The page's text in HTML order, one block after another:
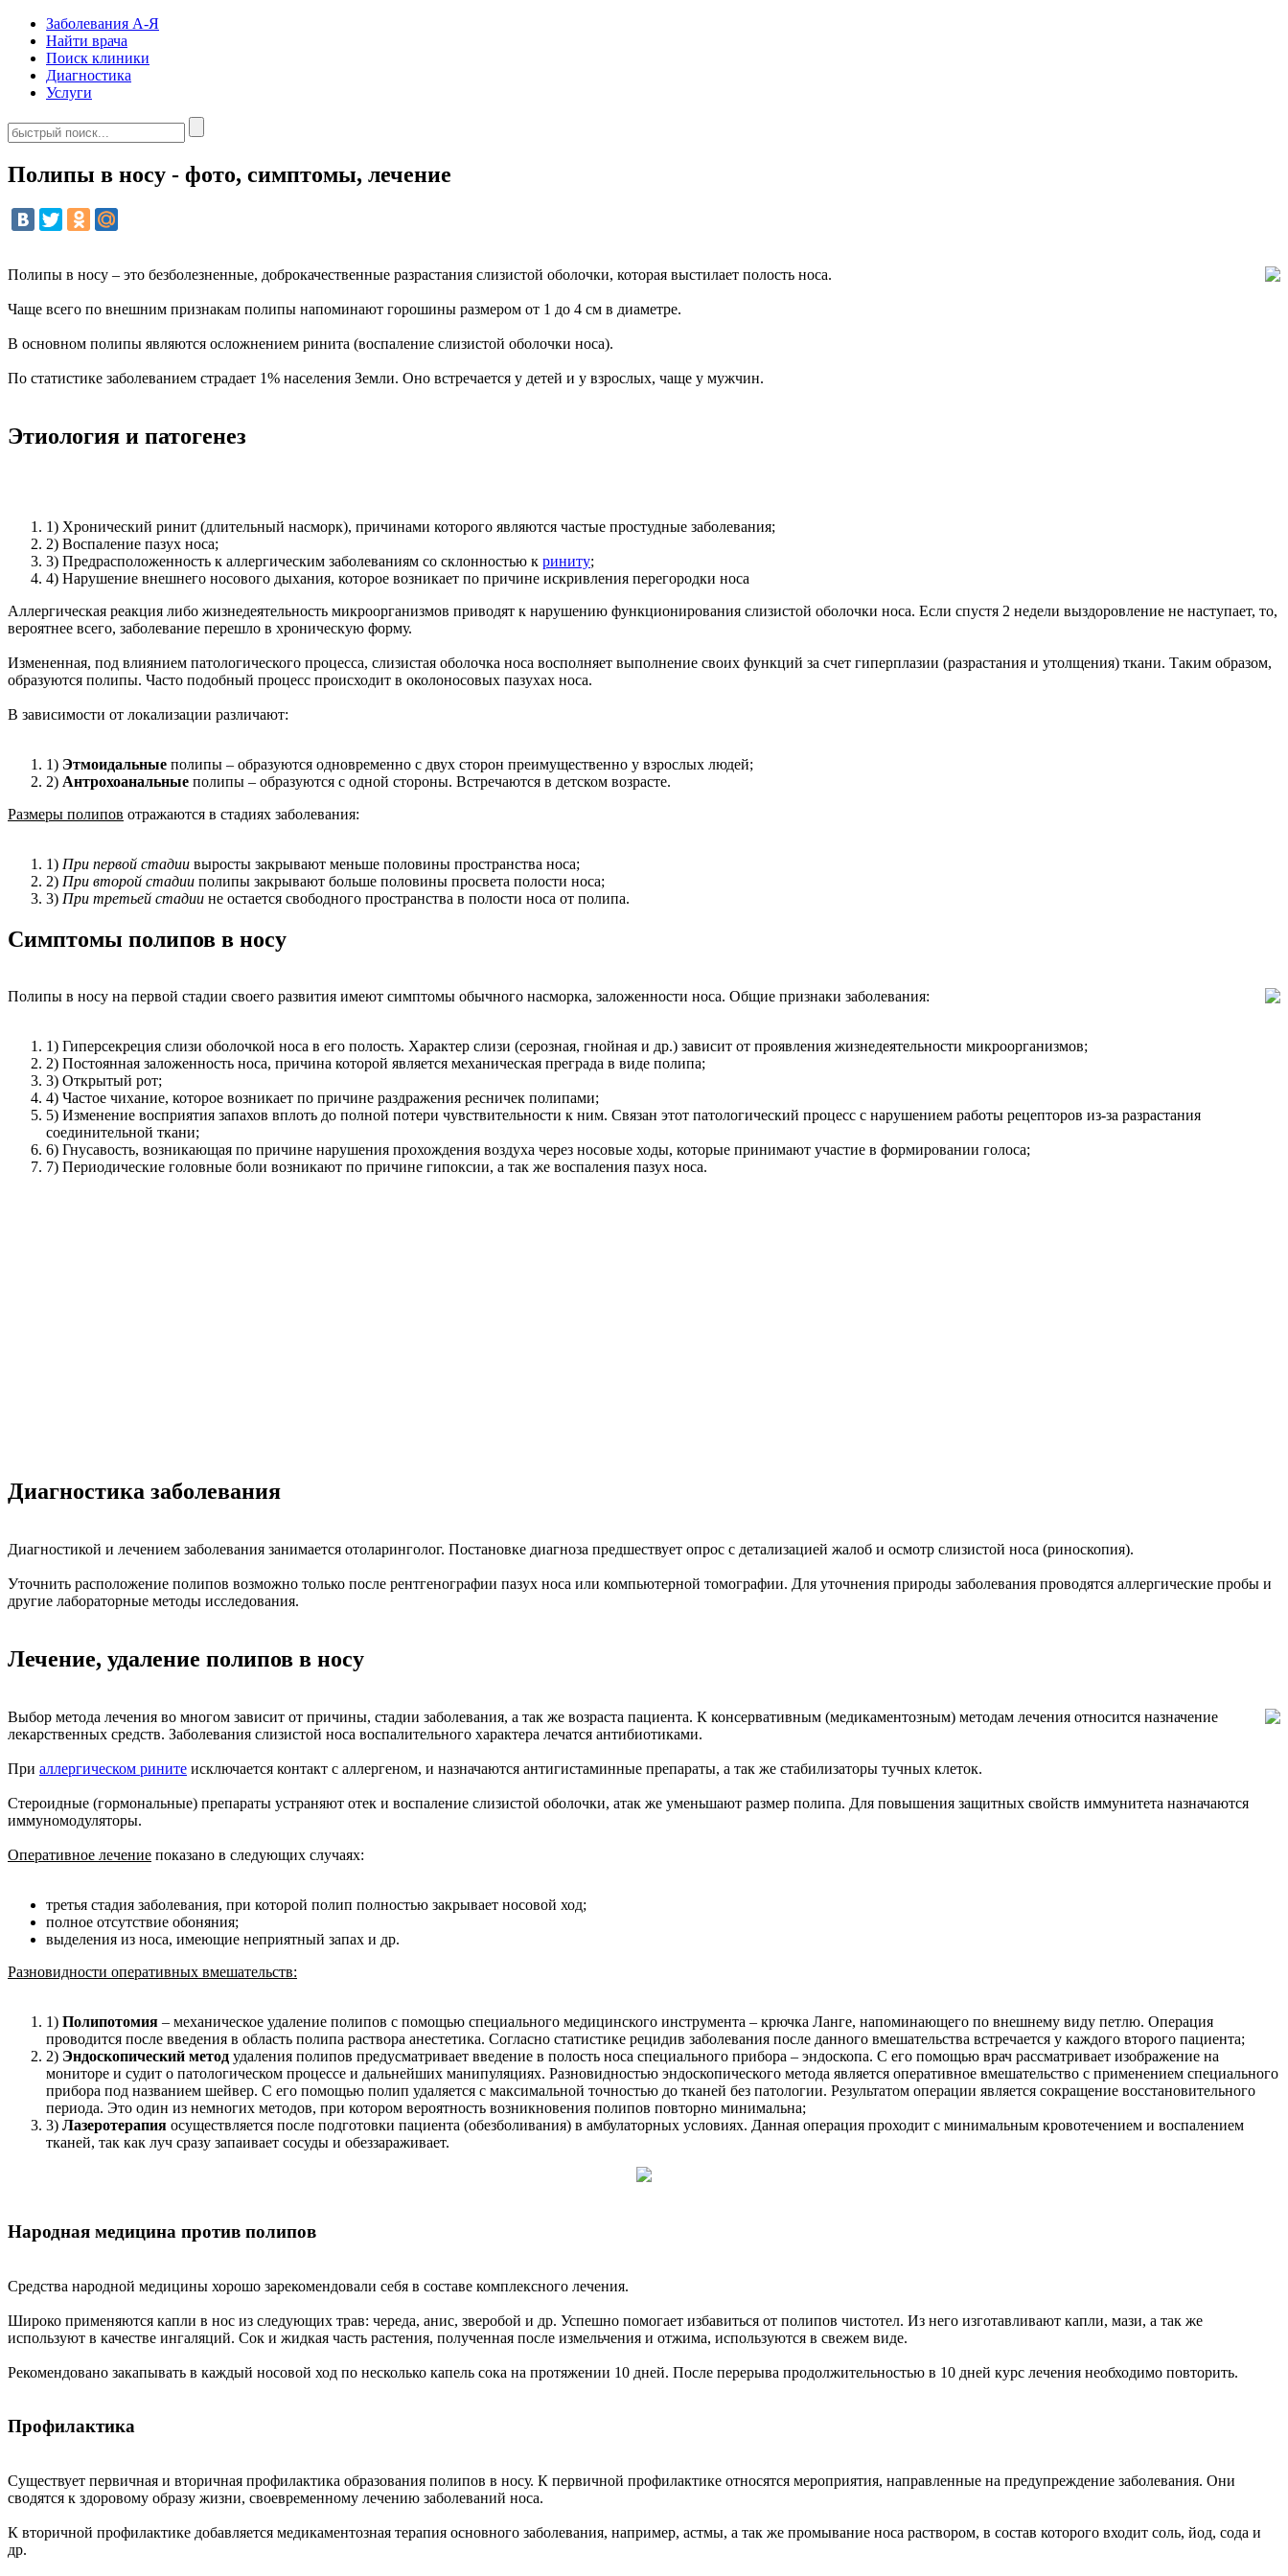
Заболевания А-Я
Найти врача
Поиск клиники
Диагностика
Услуги
Полипы в носу - фото, симптомы, лечение
Полипы в носу – это безболезненные, доброкачественные разрастания слизистой оболочки, которая выстилает полость носа.
Чаще всего по внешним признакам полипы напоминают горошины размером от 1 до 4 см в диаметре.
В основном полипы являются осложнением ринита (воспаление слизистой оболочки носа).
По статистике заболеванием страдает 1% населения Земли. Оно встречается у детей и у взрослых, чаще у мужчин.
Этиология и патогенез
1) Хронический ринит (длительный насморк), причинами которого являются частые простудные заболевания;
2) Воспаление пазух носа;
3) Предрасположенность к аллергическим заболеваниям со склонностью к риниту;
4) Нарушение внешнего носового дыхания, которое возникает по причине искривления перегородки носа
Аллергическая реакция либо жизнедеятельность микроорганизмов приводят к нарушению функционирования слизистой оболочки носа. Если спустя 2 недели выздоровление не наступает, то,
вероятнее всего, заболевание перешло в хроническую форму.
Измененная, под влиянием патологического процесса, слизистая оболочка носа восполняет выполнение своих функций за счет гиперплазии (разрастания и утолщения) ткани. Таким образом,
образуются полипы. Часто подобный процесс происходит в околоносовых пазухах носа.
В зависимости от локализации различают:
1) Этмоидальные полипы – образуются одновременно с двух сторон преимущественно у взрослых людей;
2) Антрохоанальные полипы – образуются с одной стороны. Встречаются в детском возрасте.
Размеры полипов отражаются в стадиях заболевания:
1) При первой стадии выросты закрывают меньше половины пространства носа;
2) При второй стадии полипы закрывают больше половины просвета полости носа;
3) При третьей стадии не остается свободного пространства в полости носа от полипа.
Симптомы полипов в носу
Полипы в носу на первой стадии своего развития имеют симптомы обычного насморка, заложенности носа. Общие признаки заболевания:
1) Гиперсекреция слизи оболочкой носа в его полость. Характер слизи (серозная, гнойная и др.) зависит от проявления жизнедеятельности микроорганизмов;
2) Постоянная заложенность носа, причина которой является механическая преграда в виде полипа;
3) Открытый рот;
4) Частое чихание, которое возникает по причине раздражения ресничек полипами;
5) Изменение восприятия запахов вплоть до полной потери чувствительности к ним. Связан этот патологический процесс с нарушением работы рецепторов из-за разрастания
соединительной ткани;
6) Гнусавость, возникающая по причине нарушения прохождения воздуха через носовые ходы, которые принимают участие в формировании голоса;
7) Периодические головные боли возникают по причине гипоксии, а так же воспаления пазух носа.
Диагностика заболевания
Диагностикой и лечением заболевания занимается отоларинголог. Постановке диагноза предшествует опрос с детализацией жалоб и осмотр слизистой носа (риноскопия).
Уточнить расположение полипов возможно только после рентгенографии пазух носа или компьютерной томографии. Для уточнения природы заболевания проводятся аллергические пробы и
другие лабораторные методы исследования.
Лечение, удаление полипов в носу
Выбор метода лечения во многом зависит от причины, стадии заболевания, а так же возраста пациента. К консервативным (медикаментозным) методам лечения относится назначение
лекарственных средств. Заболевания слизистой носа воспалительного характера лечатся антибиотиками.
При аллергическом рините исключается контакт с аллергеном, и назначаются антигистаминные препараты, а так же стабилизаторы тучных клеток.
Стероидные (гормональные) препараты устраняют отек и воспаление слизистой оболочки, атак же уменьшают размер полипа. Для повышения защитных свойств иммунитета назначаются
иммуномодуляторы.
Оперативное лечение показано в следующих случаях:
третья стадия заболевания, при которой полип полностью закрывает носовой ход;
полное отсутствие обоняния;
выделения из носа, имеющие неприятный запах и др.
Разновидности оперативных вмешательств:
1) Полипотомия – механическое удаление полипов с помощью специального медицинского инструмента – крючка Ланге, напоминающего по внешнему виду петлю. Операция
проводится после введения в область полипа раствора анестетика. Согласно статистике рецидив заболевания после данного вмешательства встречается у каждого второго пациента;
2) Эндоскопический метод удаления полипов предусматривает введение в полость носа специального прибора – эндоскопа. С его помощью врач рассматривает изображение на
мониторе и судит о патологическом процессе и дальнейших манипуляциях. Разновидностью эндоскопического метода является оперативное вмешательство с применением специального
прибора под названием шейвер. С его помощью полип удаляется с максимальной точностью до тканей без патологии. Результатом операции является сокращение восстановительного
периода. Это один из немногих методов, при котором вероятность возникновения полипов повторно минимальна;
3) Лазеротерапия осуществляется после подготовки пациента (обезболивания) в амбулаторных условиях. Данная операция проходит с минимальным кровотечением и воспалением
тканей, так как луч сразу запаивает сосуды и обеззараживает.
Народная медицина против полипов
Средства народной медицины хорошо зарекомендовали себя в составе комплексного лечения.
Широко применяются капли в нос из следующих трав: череда, анис, зверобой и др. Успешно помогает избавиться от полипов чистотел. Из него изготавливают капли, мази, а так же
используют в качестве ингаляций. Сок и жидкая часть растения, полученная после измельчения и отжима, используются в свежем виде.
Рекомендовано закапывать в каждый носовой ход по несколько капель сока на протяжении 10 дней. После перерыва продолжительностью в 10 дней курс лечения необходимо повторить.
Профилактика
Существует первичная и вторичная профилактика образования полипов в носу. К первичной профилактике относятся мероприятия, направленные на предупреждение заболевания. Они
сводятся к здоровому образу жизни, своевременному лечению заболеваний носа.
К вторичной профилактике добавляется медикаментозная терапия основного заболевания, например, астмы, а так же промывание носа раствором, в состав которого входит соль, йод, сода и
др.